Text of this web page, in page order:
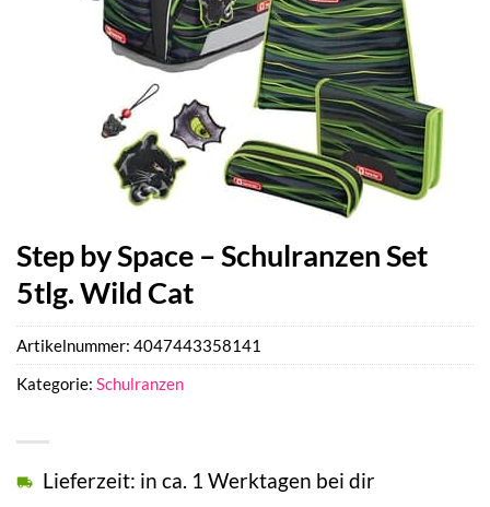
Step by Space – Schulranzen Set
5tlg. Wild Cat
Lieferzeit: in ca. 1 Werktagen bei dir
Artikelnummer: 4047443358141
Kategorie: Schulranzen